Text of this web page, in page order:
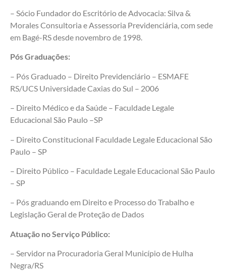
– Sócio Fundador do Escritório de Advocacia: Silva &
Morales Consultoria e Assessoria Previdenciária, com sede
em Bagé-RS desde novembro de 1998.
Pós Graduações:
– Pós Graduado – Direito Previdenciário – ESMAFE
RS/UCS Universidade Caxias do Sul – 2006
– Direito Médico e da Saúde – Faculdade Legale
Educacional São Paulo –SP
– Direito Constitucional Faculdade Legale Educacional São
Paulo – SP
– Direito Público – Faculdade Legale Educacional São Paulo
– SP
– Pós graduando em Direito e Processo do Trabalho e
Legislação Geral de Proteção de Dados
Atuação no Serviço Público:
– Servidor na Procuradoria Geral Município de Hulha
Negra/RS